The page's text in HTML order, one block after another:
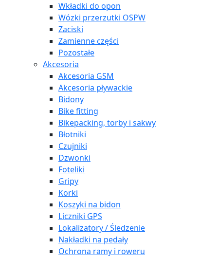
Wkładki do opon
Wózki przerzutki OSPW
Zaciski
Zamienne części
Pozostałe
Akcesoria
Akcesoria GSM
Akcesoria pływackie
Bidony
Bike fitting
Bikepacking, torby i sakwy
Błotniki
Czujniki
Dzwonki
Foteliki
Gripy
Korki
Koszyki na bidon
Liczniki GPS
Lokalizatory / Śledzenie
Nakładki na pedały
Ochrona ramy i roweru